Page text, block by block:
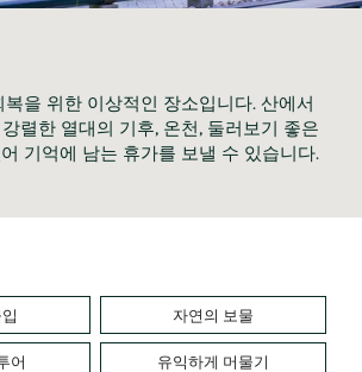
을 위한 이상적인 장소입니다. 산에서
렬한 열대의 기후, 온천, 둘러보기 좋은
자연의 보물
어 유익하게 머물기